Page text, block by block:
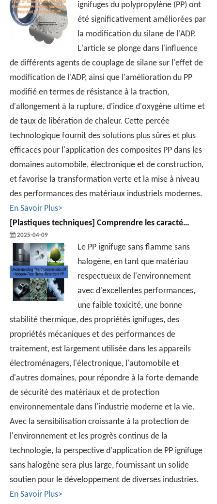
ignifuges du polypropylène (PP) ont
été significativement améliorées par
la modification du silane de l'ADP.
L'article se plonge dans l'influence
de différents agents de couplage de silane sur l'effet de
modification de l'ADP, ainsi que l'amélioration du PP
modifié en termes de résistance à la traction,
d'allongement à la rupture, d'indice d'oxygène ultime et
de taux de libération de chaleur. Cette percée
technologique fournit des solutions plus sûres et plus
efficaces pour l'application des composites PP dans les
domaines automobile, électronique et de construction,
et favorise la transformation verte et la mise à niveau
des performances des matériaux industriels modernes.
En Savoir Plus>
Plastiques techniques Comprendre les caractéristiques du PP ignifuge sans halogène
2025-04-09
Le PP ignifuge sans flamme sans
halogène, en tant que matériau
respectueux de l'environnement
avec d'excellentes performances,
une faible toxicité, une bonne
stabilité thermique, des propriétés ignifuges, des
propriétés mécaniques et des performances de
traitement, est largement utilisée dans les appareils
électroménagers, l'électronique, l'automobile et
d'autres domaines, pour répondre à la forte demande
de sécurité des matériaux et de protection
environnementale dans l'industrie moderne et la vie.
Avec la sensibilisation croissante à la protection de
l'environnement et les progrès continus de la
technologie, la perspective d'application de PP ignifuge
sans halogène sera plus large, fournissant un solide
soutien pour le développement de diverses industries.
En Savoir Plus>